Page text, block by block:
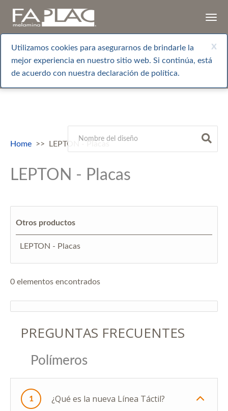
x
Utilizamos cookies para asegurarnos de brindarle la
mejor experiencia en nuestro sitio web. Si continúa, está
de acuerdo con nuestra declaración de política.
Home LEPTON - Placas
LEPTON - Placas
Otros productos
LEPTON - Placas
0 elementos encontrados
PREGUNTAS FRECUENTES
Polímeros
1 ¿Qué es la nueva Línea Táctil?